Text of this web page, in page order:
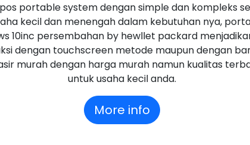
portable system dengan simple dan kompleks
kecil dan menengah dalam kebutuhan nya,
10inc persembahan by hewllet packard
dengan touchscreen metode maupun dengan
murah dengan harga murah namun kualitas
untuk usaha kecil anda.
More info